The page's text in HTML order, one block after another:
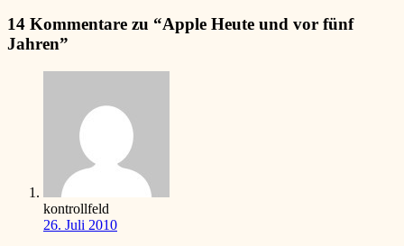
14 Kommentare zu “Apple Heute und vor fünf
Jahren”
kontrollfeld
26. Juli 2010